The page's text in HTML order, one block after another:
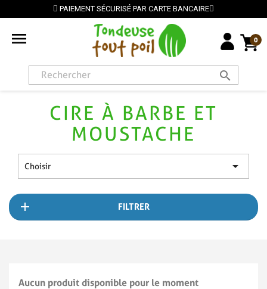
PAIEMENT SÉCURISÉ PAR CARTE BANCAIRE
 0
search
CIRE À BARBE ET
MOUSTACHE
Choisir 
FILTRER
Aucun produit disponible pour le moment